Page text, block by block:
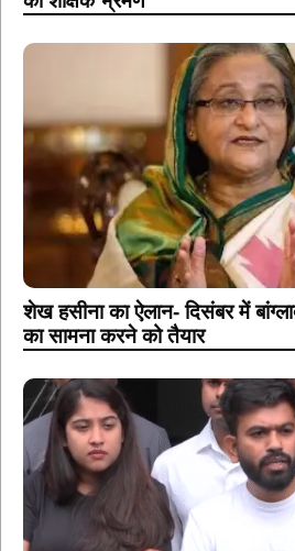
शेख हसीना का ऐलान- दिसंबर में
का सामना करने को तैयार